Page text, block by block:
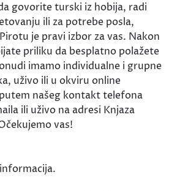
govorite turski iz hobija, radi
ili za potrebe posla,
je pravi izbor za vas. Nakon
priliku da besplatno polažete
imamo individualne i grupne
uživo ili u okviru online
našeg kontakt telefona
ili uživo na adresi Knjaza
vas!